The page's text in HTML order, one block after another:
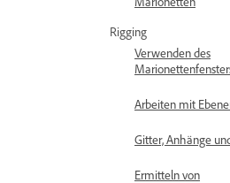
Rigging
Verwenden des
Arbeiten mit
Gitter, Anhänge
Ermitteln von